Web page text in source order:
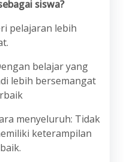
siswa?
pelajaran lebih
belajar yang
lebih bersemangat
menyeluruh: Tidak
keterampilan